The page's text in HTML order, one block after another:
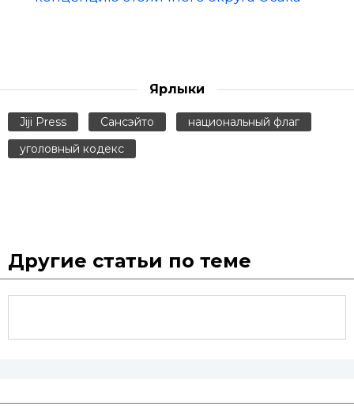
Ярлыки
Jiji Press Сансэйто
национальный флаг
уголовный кодекс
Другие статьи по теме